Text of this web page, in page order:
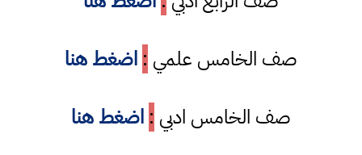
صف الخامس علمي : اضغط هنا
صف الخامس ادبي : اضغط هنا